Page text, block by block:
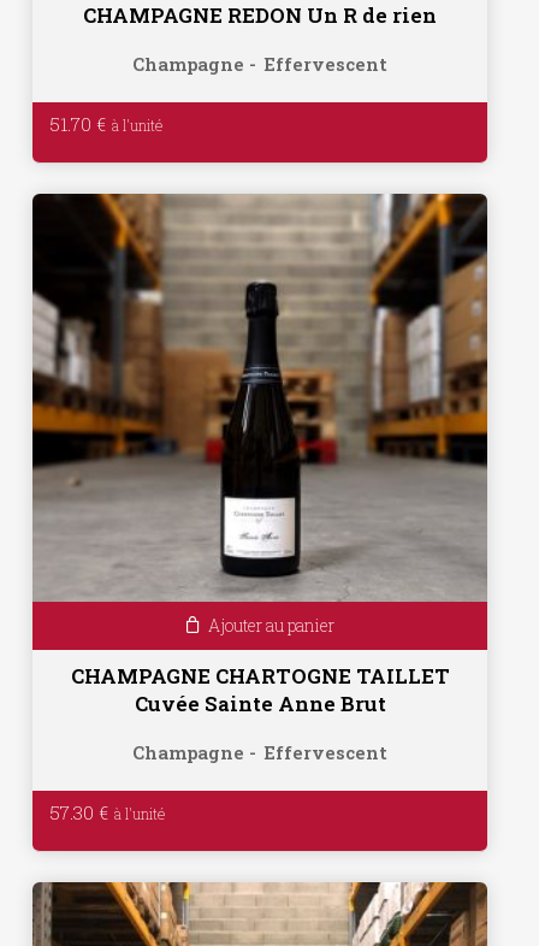
CHAMPAGNE REDON Un R de rien
Champagne Effervescent
51.70 €
Ajouter au panier
CHAMPAGNE CHARTOGNE TAILLET
Cuvée Sainte Anne Brut
Champagne Effervescent
57.30 €